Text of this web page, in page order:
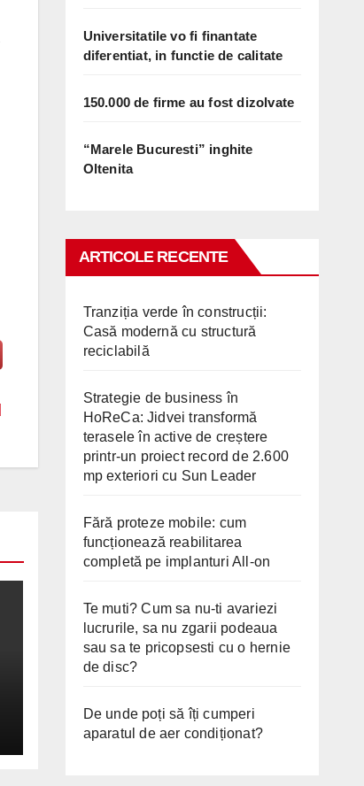
Universitatile vo fi finantate
diferentiat, in functie de calitate
150.000 de firme au fost dizolvate
“Marele Bucuresti” inghite
Oltenita
ARTICOLE RECENTE
Tranziția verde în construcții:
Casă modernă cu structură
reciclabilă
Strategie de business în
HoReCa: Jidvei transformă
terasele în active de creștere
printr-un proiect record de 2.600
mp exteriori cu Sun Leader
Fără proteze mobile: cum
funcționează reabilitarea
completă pe implanturi All-on
Te muti? Cum sa nu-ti avariezi
lucrurile, sa nu zgarii podeaua
sau sa te pricopsesti cu o hernie
de disc?
De unde poți să îți cumperi
aparatul de aer condiționat?